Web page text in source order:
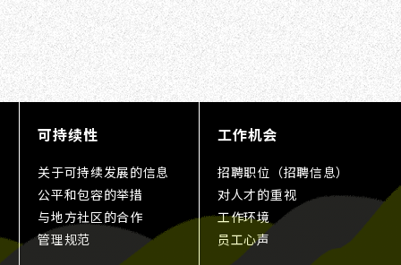
可持续性
关于可持续发展的信息
公平和包容的举措
与地方社区的合作
管理规范
工作机会
招聘职位（招聘信息）
对人才的重视
工作环境
员工心声